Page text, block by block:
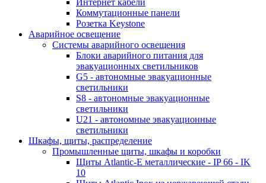
Интернет кабели
Коммутационные панели
Розетка Keystone
Аварийное освещение
Системы аварийного освещения
Блоки аварийного питания для
эвакуационных светильников
G5 - автономные эвакуационные
светильники
S8 - автономные эвакуационные
светильники
U21 - автономные эвакуационные
светильники
Шкафы, щиты, распределение
Промышленные щиты, шкафы и коробки
Щиты Atlantic-E металлические - IP 66 - IK
10